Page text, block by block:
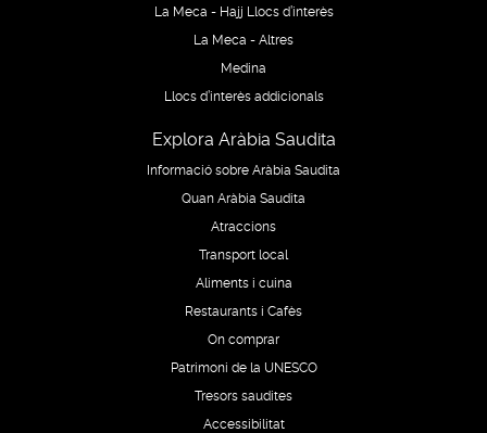
La Meca - Hajj Llocs d’interès
La Meca - Altres
Medina
Llocs d’interès addicionals
Explora Aràbia Saudita
Informació sobre Aràbia Saudita
Quan Aràbia Saudita
Atraccions
Transport local
Aliments i cuina
Restaurants i Cafès
On comprar
Patrimoni de la UNESCO
Tresors saudites
Accessibilitat